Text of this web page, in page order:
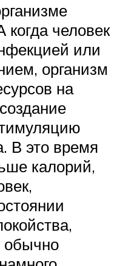
человек
или
организм
на
В это время
калорий,
обычно